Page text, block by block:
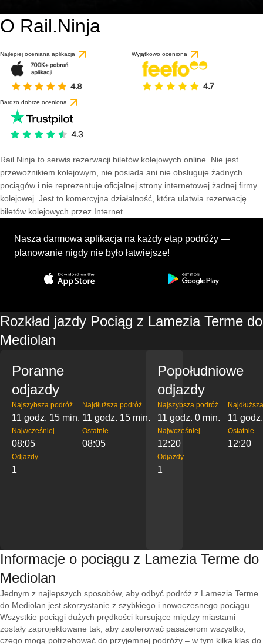
O Rail.Ninja
Najlepiej oceniana aplikacja Wyjątkowo oceniona
Bardzo dobrze oceniona
Rail Ninja to serwis rezerwacji biletów kolejowych online. Nie jest
przewoźnikiem kolejowym, nie posiada ani nie obsługuje żadnych
pociągów i nie reprezentuje oficjalnej strony internetowej żadnej firmy
kolejowej. Jest to komercyjna działalność, która ułatwia rezerwację
biletów kolejowych przez Internet.
Nasza darmowa aplikacja na każdy etap podróży —
planowanie nigdy nie było łatwiejsze!
Rozkład jazdy Pociąg z Lamezia Terme do
Mediolan
Poranne
odjazdy
Najszybsza podróż
11 godz. 15 min.
Najdłuższa podróż
11 godz. 15 min.
Najwcześniej
08:05
Ostatnie
08:05
Odjazdy
1
Popołudniowe
odjazdy
Najszybsza podróż
11 godz. 0 min. 11
Najwcześniej
12:20
Ostatnie
12:20
Odjazdy
1
Informacje o pociągu z Lamezia Terme do
Mediolan
Jednym z najlepszych sposobów, aby odbyć podróż z Lamezia Terme
do Mediolan jest skorzystanie z szybkiego i nowoczesnego pociągu.
Wszystkie pociągi dużych prędkości kursujące między miastami
zostały zaprojektowane tak, aby zaoferować pasażerom wszystko,
czego mogą potrzebować do przyjemnej podróży – w tym kilka klas do